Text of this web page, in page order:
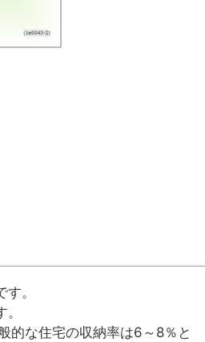
。
的な住宅の収納率は6～8％と